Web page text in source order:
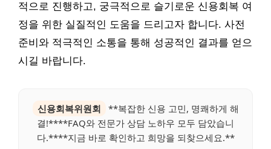
적으로 진행하고, 궁극적으로 슬기로운 신용회복 여
정을 위한 실질적인 도움을 드리고자 합니다. 사전
준비와 적극적인 소통을 통해 성공적인 결과를 얻으
시길 바랍니다.
신용회복위원회
**복잡한 신용 고민, 명쾌하게 해
결!****FAQ와 전문가 상담 노하우 모두 담았습니
다.****지금 바로 확인하고 희망을 되찾으세요.**